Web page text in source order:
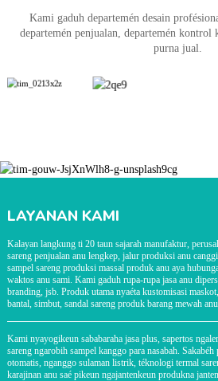
Kami gaduh departemén desain
departemén penjualan, departemén kontrol
purna jual.
LAYANAN KAMI
Kalayan langkung ti 20 taun sajarah manufaktur,
sareng penjualan anu lengkep, jalur produksi anu
sampel sareng produksi massal produk anu aya
waktos anu sami. Kami gaduh rupa-rupa jasa anu
branding, jsb. Produk utama nyaéta kustomisasi
bantal, simbut, sandal sareng produk barang mewah anu
Kami nyayogikeun sababaraha jasa plus, sapertos
sareng ngarobih sampel kanggo para nasabah.
otomatis, nganggo sulaman listrik, téknologi termal
karajinan anu saé pikeun ngajantenkeun produkna